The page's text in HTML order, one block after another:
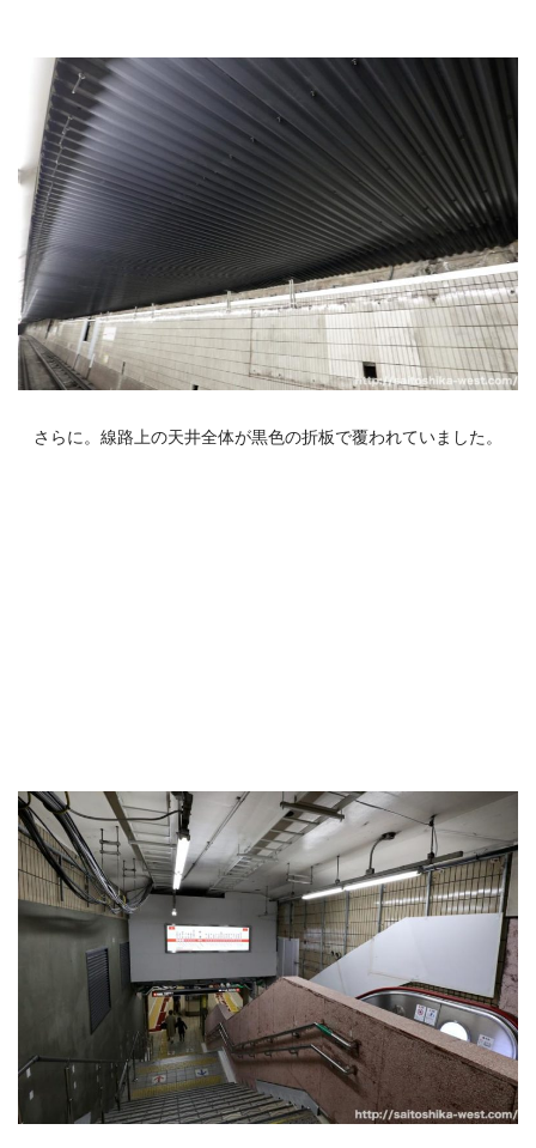
さらに。線路上の天井全体が黒色の折板で覆われていました。